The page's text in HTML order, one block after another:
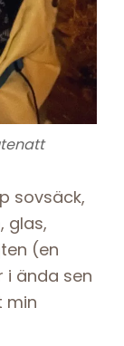
sovsäck,
glas,
(en
i ända sen
min